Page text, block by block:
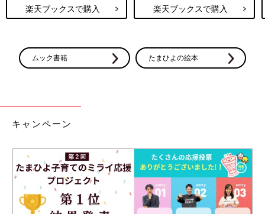
楽天ブックスで購入 楽天ブックスで購入
ムック書籍 たまひよの絵本
キャンペーン